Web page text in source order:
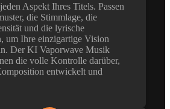
Aspekt Ihres Titels. Passen
die Stimmlage, die
und die lyrische
um Ihre einzigartige Vision
Der KI Vaporwave Musik
die volle Kontrolle darüber,
entwickelt und